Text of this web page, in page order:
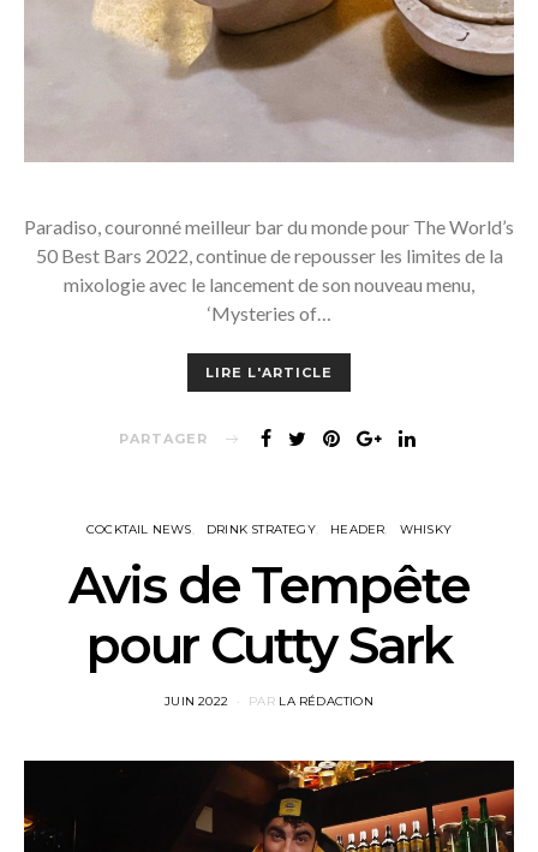
Paradiso, couronné meilleur bar du monde pour The World’s
50 Best Bars 2022, continue de repousser les limites de la
mixologie avec le lancement de son nouveau menu,
‘Mysteries of…
LIRE L'ARTICLE
PARTAGER
COCKTAIL NEWS DRINK STRATEGY HEADER WHISKY
Avis de Tempête
pour Cutty Sark
POSTED
JUIN 2022 PAR LA RÉDACTION